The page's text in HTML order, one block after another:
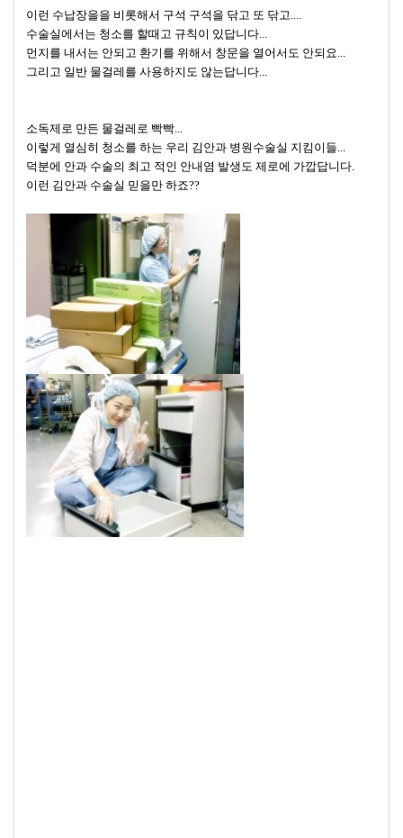
이런 수납장을을 비롯해서 구석 구석을 닦고 또 닦고....
수술실에서는 청소를 할때고 규칙이 있답니다...
먼지를 내서는 안되고 환기를 위해서 창문을 열어서도 안되요...
그리고 일반 물걸레를 사용하지도 않는답니다...
소독제로 만든 물걸레로 빡빡...
이렇게 열심히 청소를 하는 우리 김안과 병원수술실 지킴이들...
덕분에 안과 수술의 최고 적인 안내염 발생도 제로에 가깝답니다.
이런 김안과 수술실 믿을만 하죠??